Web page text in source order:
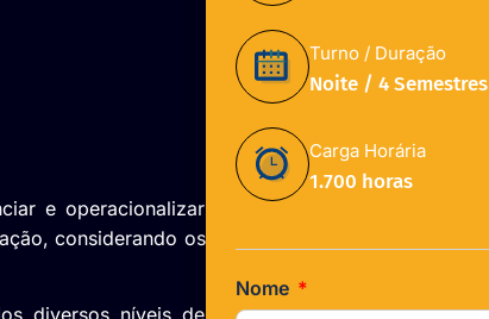
e operacionalizar
considerando os
Turno / Duração
Noite / 4 Semestres
Carga Horária
1.700 horas
Nome